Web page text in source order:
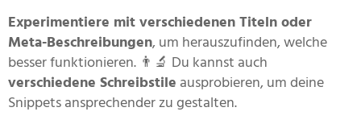
Experimentiere mit verschiedenen Titeln oder
Meta-Beschreibungen, um herauszufinden, welche
besser funktionieren. 👨‍🔬 Du kannst auch
verschiedene Schreibstile ausprobieren, um deine
Snippets ansprechender zu gestalten.